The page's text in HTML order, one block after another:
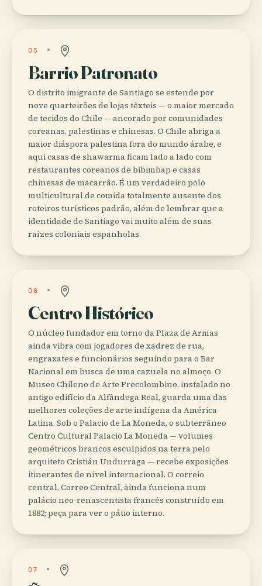
05
Barrio Patronato
O distrito imigrante de Santiago se estende por
nove quarteirões de lojas têxteis — o maior mercado
de tecidos do Chile — ancorado por comunidades
coreanas, palestinas e chinesas. O Chile abriga a
maior diáspora palestina fora do mundo árabe, e
aqui casas de shawarma ficam lado a lado com
restaurantes coreanos de bibimbap e casas
chinesas de macarrão. É um verdadeiro polo
multicultural de comida totalmente ausente dos
roteiros turísticos padrão, além de lembrar que a
identidade de Santiago vai muito além de suas
raízes coloniais espanholas.
06
Centro Histórico
O núcleo fundador em torno da Plaza de Armas
ainda vibra com jogadores de xadrez de rua,
engraxates e funcionários seguindo para o Bar
Nacional em busca de uma cazuela no almoço. O
Museo Chileno de Arte Precolombino, instalado no
antigo edifício da Alfândega Real, guarda uma das
melhores coleções de arte indígena da América
Latina. Sob o Palacio de La Moneda, o subterrâneo
Centro Cultural Palacio La Moneda — volumes
geométricos brancos esculpidos na terra pelo
arquiteto Cristián Undurraga — recebe exposições
itinerantes de nível internacional. O correio
central, Correo Central, ainda funciona num
palácio neo-renascentista francês construído em
1882; peça para ver o pátio interno.
07